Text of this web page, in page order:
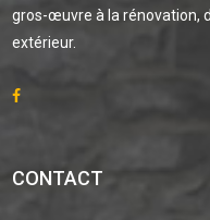
gros-œuvre à la rénovation,
extérieur.
CONTACT